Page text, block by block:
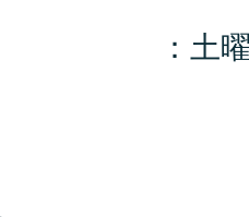
：土曜日・